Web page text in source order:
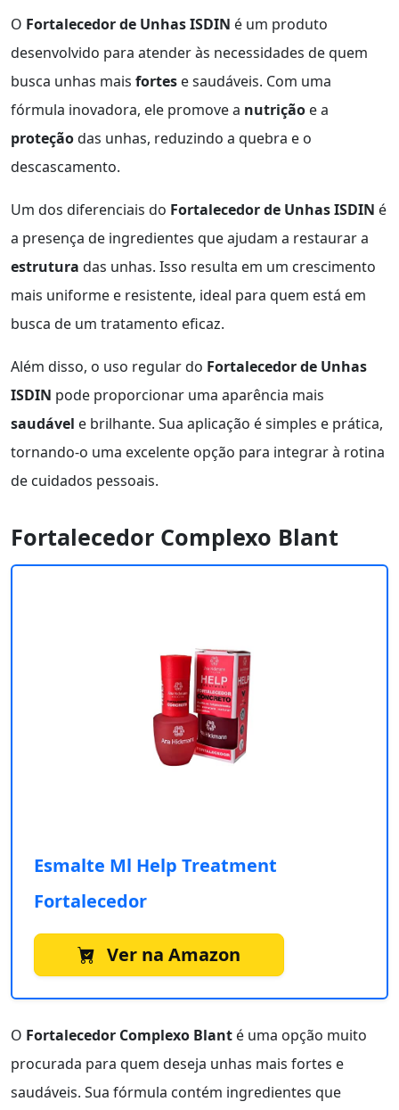
O Fortalecedor de Unhas ISDIN é um produto
desenvolvido para atender às necessidades de quem
busca unhas mais fortes e saudáveis. Com uma
fórmula inovadora, ele promove a nutrição e a
proteçãodas unhas, reduzindo a quebra e o
descascamento.
Um dos diferenciais do Fortalecedor de Unhas ISDIN é
a presença de ingredientes que ajudam a restaurar a
estrutura das unhas. Isso resulta em um crescimento
mais uniforme e resistente, ideal para quem está em
busca de um tratamento eficaz.
Além disso, o uso regular do Fortalecedor de Unhas
ISDIN pode proporcionar uma aparência mais
saudável e brilhante. Sua aplicação é simples e prática,
tornando-o uma excelente opção para integrar à rotina
de cuidados pessoais.
Fortalecedor Complexo Blant
Esmalte Ml Help Treatment
Fortalecedor
Ver na Amazon
O Fortalecedor Complexo Blant é uma opção muito
procurada para quem deseja unhas mais fortes e
saudáveis. Sua fórmula contém ingredientes que